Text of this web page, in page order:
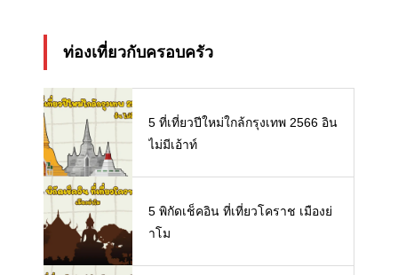
ท่องเที่ยวกับครอบครัว
5 ที่เที่ยวปีใหม่ใกล้กรุงเทพ 2566 อิน
ไม่มีเอ้าท์
5 พิกัดเช็คอิน ที่เที่ยวโคราช เมืองย่
าโม